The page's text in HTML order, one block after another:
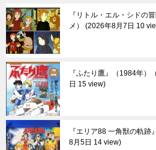
『リトル・エル・シドの
メ）
2026年8月7日 10
『ふたり鷹』（1984年）
日 15 view
『エリア88 一角獣の軌跡
8月5日 14 view